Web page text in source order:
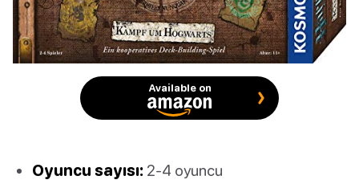
Available on
Oyuncu sayısı: 2-4 oyuncu